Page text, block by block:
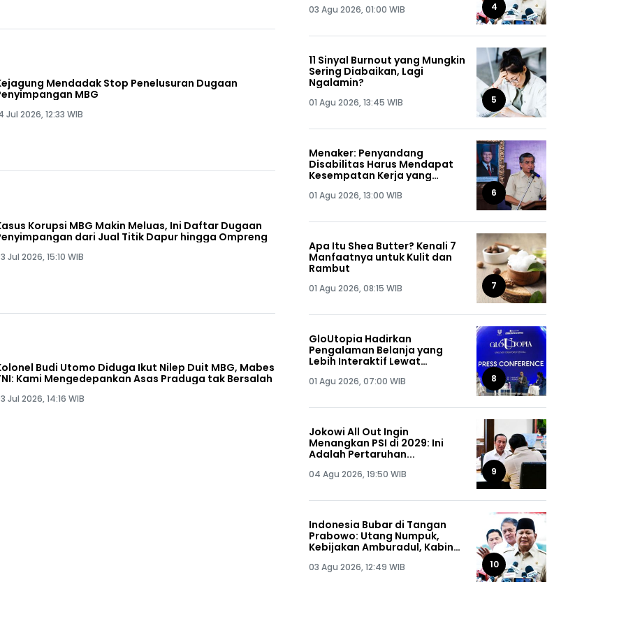
Mendadak Stop Penelusuran Dugaan
MBG
Jul 2026, 12:33 WIB
Korupsi MBG Makin Meluas, Ini Daftar Dugaan
dari Jual Titik Dapur hingga Ompreng
Jul 2026, 15:10 WIB
Budi Utomo Diduga Ikut Nilep Duit MBG, Mabes
Kami Mengedepankan Asas Praduga tak Bersalah
Jul 2026, 14:16 WIB
03 Agu 2026, 01:00 WIB 4
11 Sinyal Burnout yang Mungkin
Sering Diabaikan, Lagi
Ngalamin?
01 Agu 2026, 13:45 WIB 5
Menaker: Penyandang
Disabilitas Harus Mendapat
Kesempatan Kerja yang
01 Agu 2026, 13:00 WIB 6
Apa Itu Shea Butter? Kenali 7
Manfaatnya untuk Kulit dan
Rambut
01 Agu 2026, 08:15 WIB 7
GloUtopia Hadirkan
Pengalaman Belanja yang
Lebih Interaktif Lewat
Shopee
01 Agu 2026, 07:00 WIB 8
Jokowi All Out Ingin
Menangkan PSI di 2029: Ini
Adalah Pertaruhan...
04 Agu 2026, 19:50 WIB 9
Indonesia Bubar di Tangan
Prabowo: Utang Numpuk,
Kebijakan Amburadul, Kabinet
Semua!
03 Agu 2026, 12:49 WIB 10